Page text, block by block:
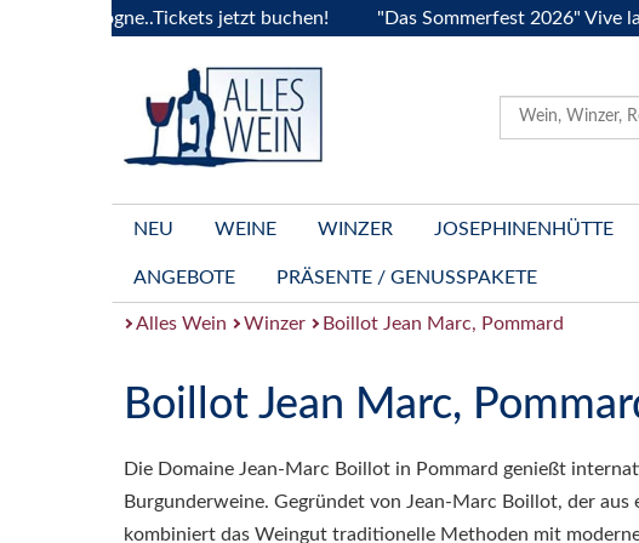
Bourgogne..Tickets jetzt buchen! "Das Sommerfest 2026" Vive la
NEU WEINE WINZER JOSEPHINENHÜTTE
ANGEBOTE PRÄSENTE / GENUSSPAKETE
Alles Wein Winzer Boillot Jean Marc, Pommard
Boillot Jean Marc,
Die Domaine Jean-Marc Boillot in Pommard genießt
Burgunderweine. Gegründet von Jean-Marc Boillot, der
kombiniert das Weingut traditionelle Methoden mit